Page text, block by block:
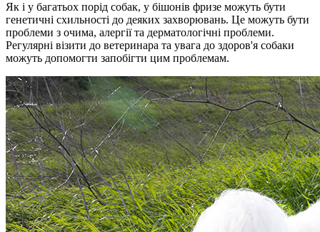
Як і у багатьох порід собак, у бішонів фризе можуть бути
генетичні схильності до деяких захворювань. Це можуть бути
проблеми з очима, алергії та дерматологічні проблеми.
Регулярні візити до ветеринара та увага до здоров'я собаки
можуть допомогти запобігти цим проблемам.